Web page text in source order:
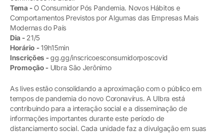
Tema - O Consumidor Pós Pandemia. Novos Hábitos e
Comportamentos Previstos por Algumas das Empresas Mais
Modernas do País
Dia - 21/5
Horário -19h15min
Inscrições -gg.gg/inscricoesconsumidorposcovid
Promoção - Ulbra São Jerônimo
As lives estão consolidando a aproximação com o público em
tempos de pandemia do novo Coronavírus. A Ulbra está
contribuindo para a interação social e a disseminação de
informações importantes durante este período de
distanciamento social. Cada unidade faz a divulgação em suas